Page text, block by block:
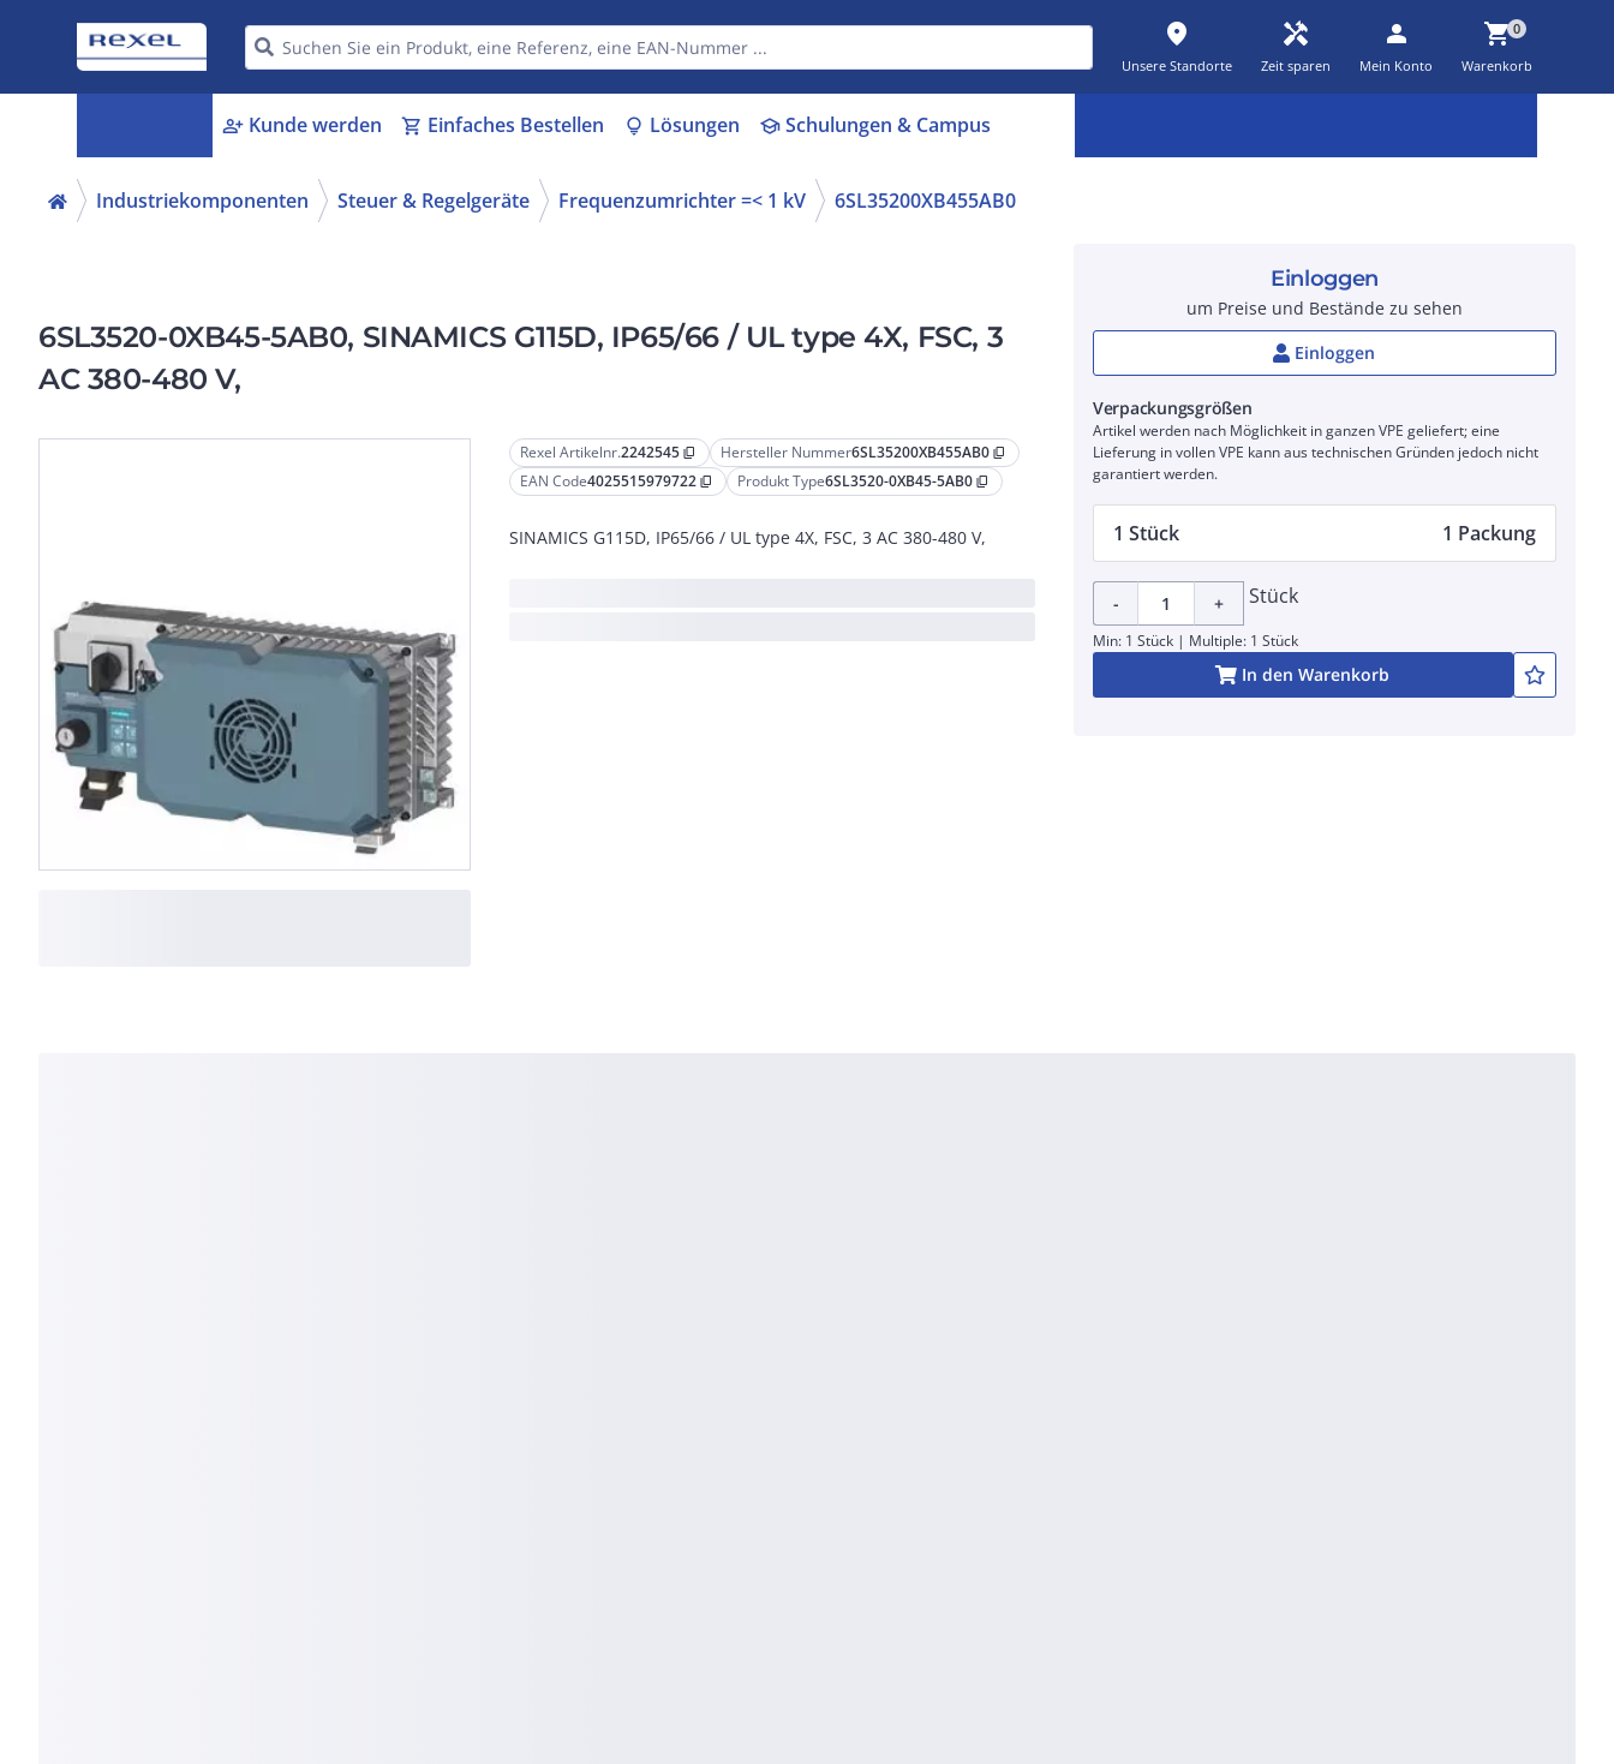
place
Unsere Standorte
handyman
Zeit sparen
person
Mein Konto
shopping_cart0
Warenkorb
person_add Kunde werden shopping_cart Einfaches Bestellen lightbulb Lösungen schoolSchulungen & Campus
Industriekomponenten Steuer & Regelgeräte Frequenzumrichter =< 1 kV 6SL35200XB455AB0
6SL3520-0XB45-5AB0, SINAMICS G115D, IP65/66 / UL type 4X, FSC, 3
AC 380-480 V,
Rexel Artikelnr.2242545 content_copy Hersteller Nummer6SL35200XB455AB0 content_copy
EAN Code4025515979722 content_copy Produkt Type6SL3520-0XB45-5AB0 content_copy
SINAMICS G115D, IP65/66 / UL type 4X, FSC, 3 AC 380-480 V,
Einloggen
um Preise und Bestände zu sehen
Einloggen
Verpackungsgrößen
Artikel werden nach Möglichkeit in ganzen VPE geliefert; eine
Lieferung in vollen VPE kann aus technischen Gründen jedoch nicht
garantiert werden.
1 Stück 1 Packung
- + Stück
Min: 1 Stück | Multiple: 1 Stück
In den Warenkorb